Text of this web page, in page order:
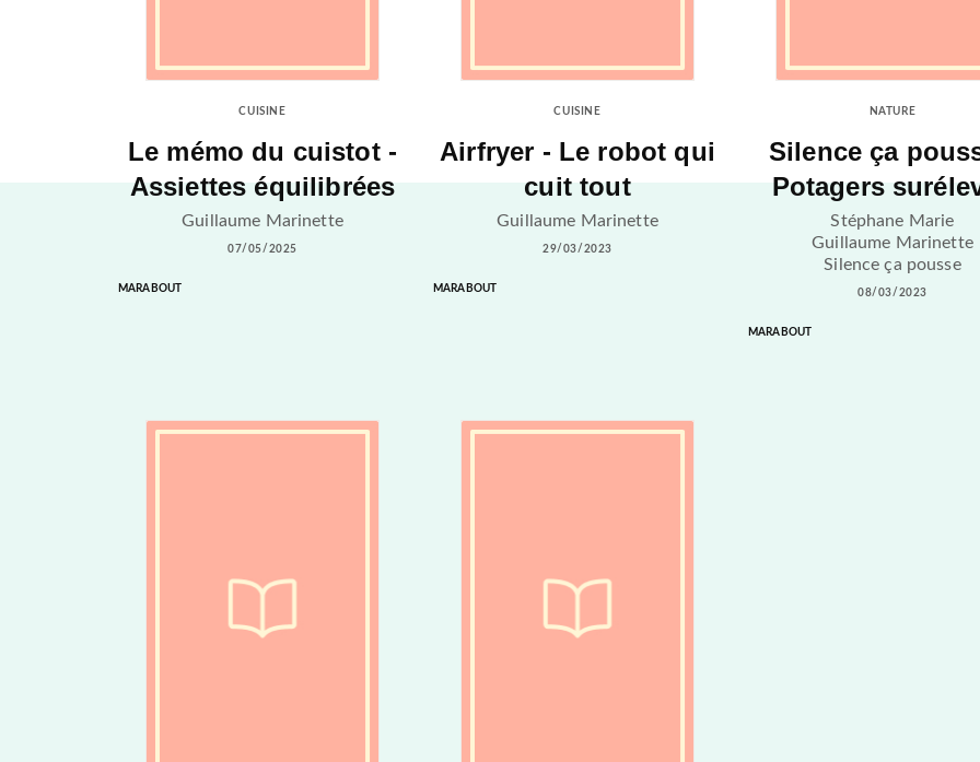
CUISINE
Le mémo du cuistot -
Assiettes équilibrées
Guillaume Marinette
07/05/2025
MARABOUT
CUISINE
Airfryer - Le robot qui
cuit tout
Guillaume Marinette
29/03/2023
MARABOUT
NATURE
Silence ça
Potagers
Stéphane Marie
Guillaume Marinette
Silence ça pousse
08/03/2023
MARABOUT